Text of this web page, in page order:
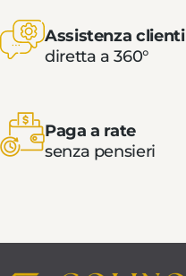
Assistenza clienti
diretta a 360°
Paga a rate
senza pensieri